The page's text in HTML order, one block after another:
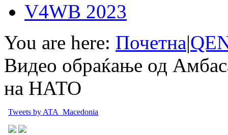
V4WB 2023
You are here: Почетна|
Видео обраќањe од
на НАТО
Tweets by ATA_Macedonia